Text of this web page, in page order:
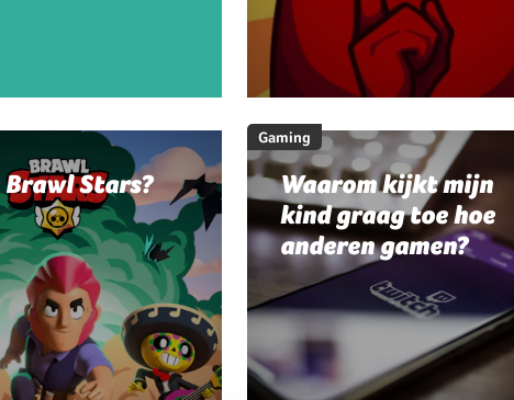
Stars?
Gaming
Waarom kijkt mijn
kind graag toe hoe
anderen gamen?